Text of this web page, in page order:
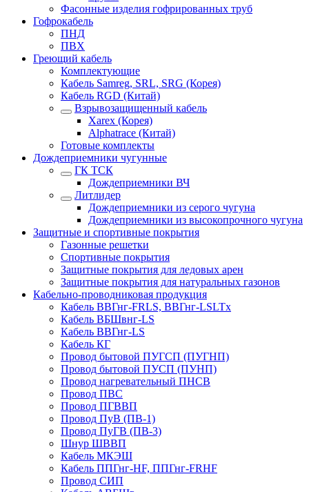
Фасонные изделия гофрированных труб
Гофрокабель
ПНД
ПВХ
Греющий кабель
Комплектующие
Кабель Samreg, SRL, SRG (Корея)
Кабель RGD (Китай)
Взрывозащищенный кабель
Xarex (Корея)
Alphatrace (Китай)
Готовые комплекты
Дождеприемники чугунные
ГК ТСК
Дождеприемники ВЧ
Литлидер
Дождеприемники из серого чугуна
Дождеприемники из высокопрочного чугуна
Защитные и спортивные покрытия
Газонные решетки
Спортивные покрытия
Защитные покрытия для ледовых арен
Защитные покрытия для натуральных газонов
Кабельно-проводниковая продукция
Кабель ВВГнг-FRLS, ВВГнг-LSLTx
Кабель ВБШвнг-LS
Кабель ВВГнг-LS
Кабель КГ
Провод бытовой ПУГСП (ПУГНП)
Провод бытовой ПУСП (ПУНП)
Провод нагревательный ПНСВ
Провод ПВС
Провод ПГВВП
Провод ПуВ (ПВ-1)
Провод ПуГВ (ПВ-3)
Шнур ШВВП
Кабель МКЭШ
Кабель ППГнг-HF, ППГнг-FRHF
Провод СИП